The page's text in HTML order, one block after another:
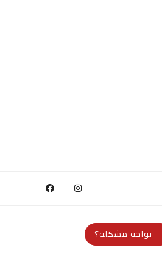
تواجه مشكلة؟